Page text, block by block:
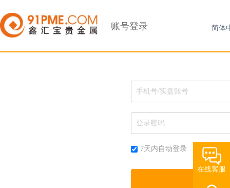
账号登录
在线客服
7天内自动登录